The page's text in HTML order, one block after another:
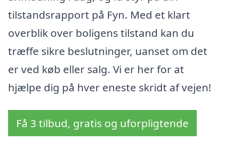
tilstandsrapport på Fyn. Med et klart
overblik over boligens tilstand kan du
træffe sikre beslutninger, uanset om det
er ved køb eller salg. Vi er her for at
hjælpe dig på hver eneste skridt af vejen!
Få 3 tilbud, gratis og uforpligtende